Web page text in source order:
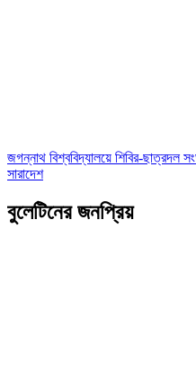
জগন্নাথ বিশ্ববিদ্যালয়ে শিবির-
সারাদেশ
বুলেটিনের জনপ্রিয়